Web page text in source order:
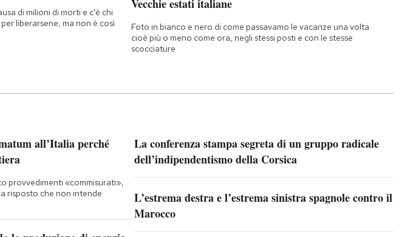
di milioni di morti e c'è chi
liberarsene, ma non è così
Vecchie estati italiane
Foto in bianco e nero di come passavamo le vacanze una volta:
cioè più o meno come ora, negli stessi posti e con le stesse
scocciature
all’Italia perché
provvedimenti «commisurati»,
risposto che non intende
La conferenza stampa segreta di un gruppo radicale
dell’indipendentismo della Corsica
L’estrema destra e l’estrema sinistra spagnole contro il
Marocco